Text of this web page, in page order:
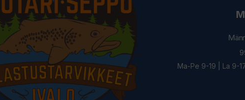
Ma-Pe 9-19 | La 9-